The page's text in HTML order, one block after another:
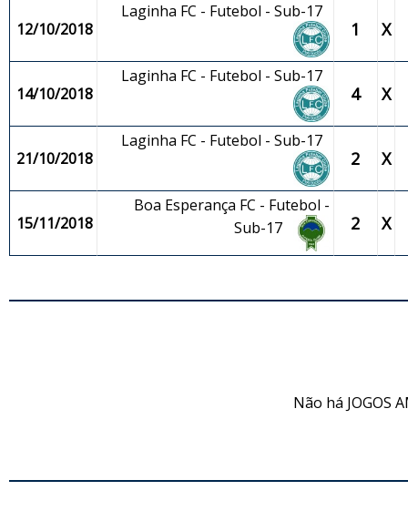
12/10/2018
Laginha FC - Futebol - Sub-17
1 X
14/10/2018
Laginha FC - Futebol - Sub-17
4 X
21/10/2018
Laginha FC - Futebol - Sub-17
2 X
15/11/2018
Boa Esperança FC - Futebol -
Sub-17
2 X
Não há JOGOS